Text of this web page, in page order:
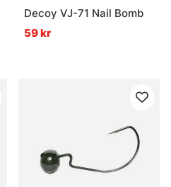
Decoy VJ-71 Nail Bomb
59 kr